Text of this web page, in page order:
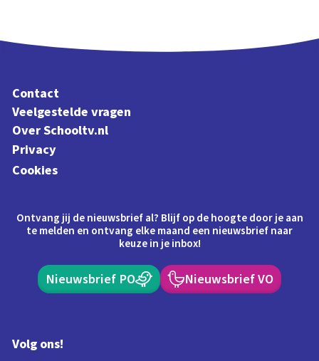
Contact
Veelgestelde vragen
Over Schooltv.nl
Privacy
Cookies
Ontvang jij de nieuwsbrief al? Blijf op de hoogte door je aan
te melden en ontvang elke maand een nieuwsbrief naar
keuze in je inbox!
Nieuwsbrief PO Nieuwsbrief VO
Volg ons!